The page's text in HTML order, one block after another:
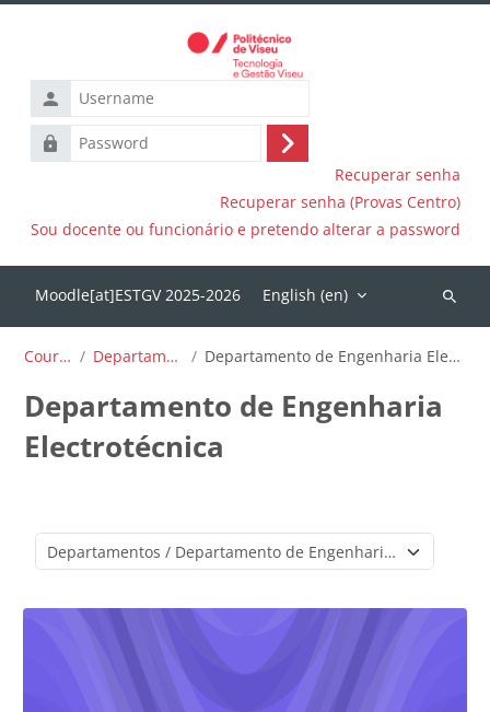
Username
Password
Log
Recuperar senha
Recuperar senha (Provas Centro)
Sou docente ou funcionário e pretendo alterar a password
English ‎(en)‎
Search
Courses Departamentos Departamento de Engenharia Electrotécnica
Departamento de Engenharia
Electrotécnica
Course categories